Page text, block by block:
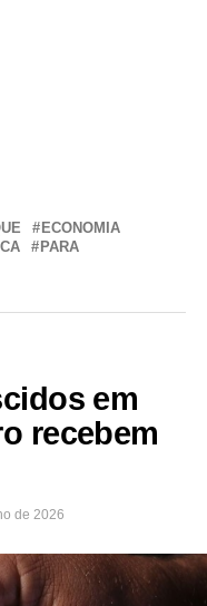
ECONOMIA
PARA
em
recebem
de 2026